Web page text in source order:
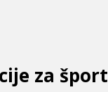
za šport